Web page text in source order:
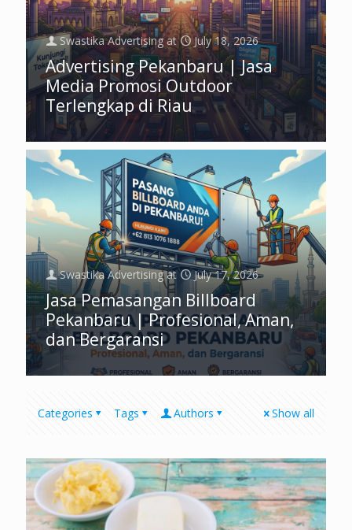
Swastika Advertising at July 18, 2026
Advertising Pekanbaru | Jasa
Media Promosi Outdoor
Terlengkap di Riau
Swastika Advertising at July 17, 2026
Jasa Pemasangan Billboard
Pekanbaru | Profesional, Aman,
dan Bergaransi
Categories Tags Authors Show all